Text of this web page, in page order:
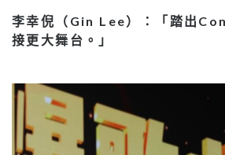
李幸倪（Gin Lee）：「踏出
接更大舞台。」